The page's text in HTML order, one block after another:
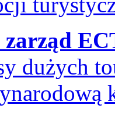
zarząd
dużych